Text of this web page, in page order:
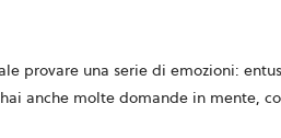
provare una serie di emozioni:
anche molte domande in mente,